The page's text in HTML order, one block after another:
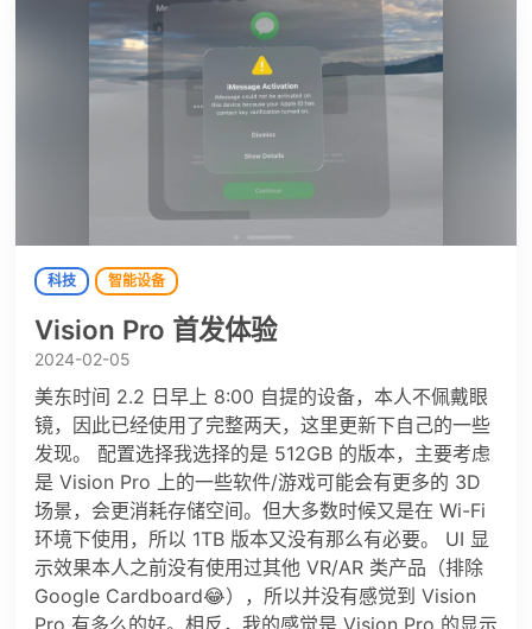
科技 智能设备
Vision Pro 首发体验
2024-02-05
美东时间 2.2 日早上 8:00 自提的设备，本人不佩戴眼
镜，因此已经使用了完整两天，这里更新下自己的一些
发现。 配置选择我选择的是 512GB 的版本，主要考虑
是 Vision Pro 上的一些软件/游戏可能会有更多的 3D
场景，会更消耗存储空间。但大多数时候又是在 Wi-Fi
环境下使用，所以 1TB 版本又没有那么有必要。 UI 显
示效果本人之前没有使用过其他 VR/AR 类产品（排除
Google Cardboard😂），所以并没有感觉到 Vision
Pro 有多么的好。相反，我的感觉是 Vision Pro 的显示